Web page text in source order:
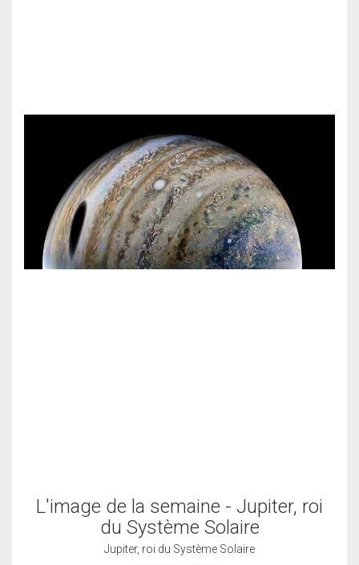
L'image de la semaine - Jupiter, roi
du Système Solaire
Jupiter, roi du Système Solaire